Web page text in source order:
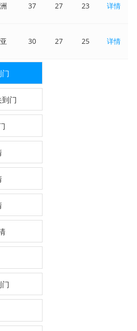
37 27 23 详情
30 27 25 详情
门